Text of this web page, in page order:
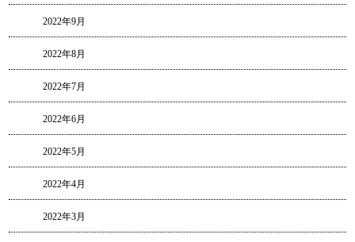
2022年9月
2022年8月
2022年7月
2022年6月
2022年5月
2022年4月
2022年3月